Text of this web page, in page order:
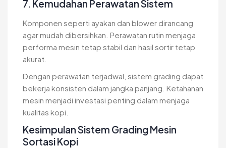
7. Kemudahan Perawatan Sistem
Komponen seperti ayakan dan blower dirancang
agar mudah dibersihkan. Perawatan rutin menjaga
performa mesin tetap stabil dan hasil sortir tetap
akurat.
Dengan perawatan terjadwal, sistem grading dapat
bekerja konsisten dalam jangka panjang. Ketahanan
mesin menjadi investasi penting dalam menjaga
kualitas kopi.
Kesimpulan Sistem Grading Mesin
Sortasi Kopi